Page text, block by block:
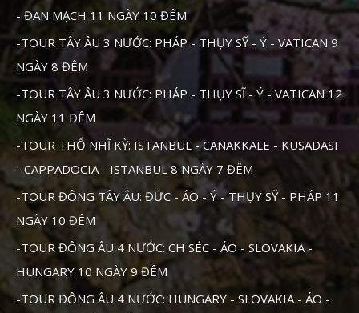
- ĐAN MẠCH 11 NGÀY 10 ĐÊM
-TOUR TÂY ÂU 3 NƯỚC: PHÁP - THỤY SỸ - Ý - VATICAN 9
NGÀY 8 ĐÊM
-TOUR TÂY ÂU 3 NƯỚC: PHÁP - THỤY SĨ - Ý - VATICAN 12
NGÀY 11 ĐÊM
-TOUR THỔ NHĨ KỲ: ISTANBUL - CANAKKALE - KUSADASI
- CAPPADOCIA - ISTANBUL 8 NGÀY 7 ĐÊM
-TOUR ĐÔNG TÂY ÂU: ĐỨC - ÁO - Ý - THỤY SỸ - PHÁP 11
NGÀY 10 ĐÊM
-TOUR ĐÔNG ÂU 4 NƯỚC: CH SÉC - ÁO - SLOVAKIA -
HUNGARY 10 NGÀY 9 ĐÊM
-TOUR ĐÔNG ÂU 4 NƯỚC: HUNGARY - SLOVAKIA - ÁO -